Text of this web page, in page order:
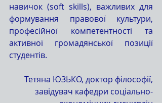
навичок (soft skills), важливих для
формування правової культури,
професійної компетентності та
активної громадянської позиції
студентів.
Тетяна ЮЗЬКО, доктор філософії,
завідувач кафедри соціально-